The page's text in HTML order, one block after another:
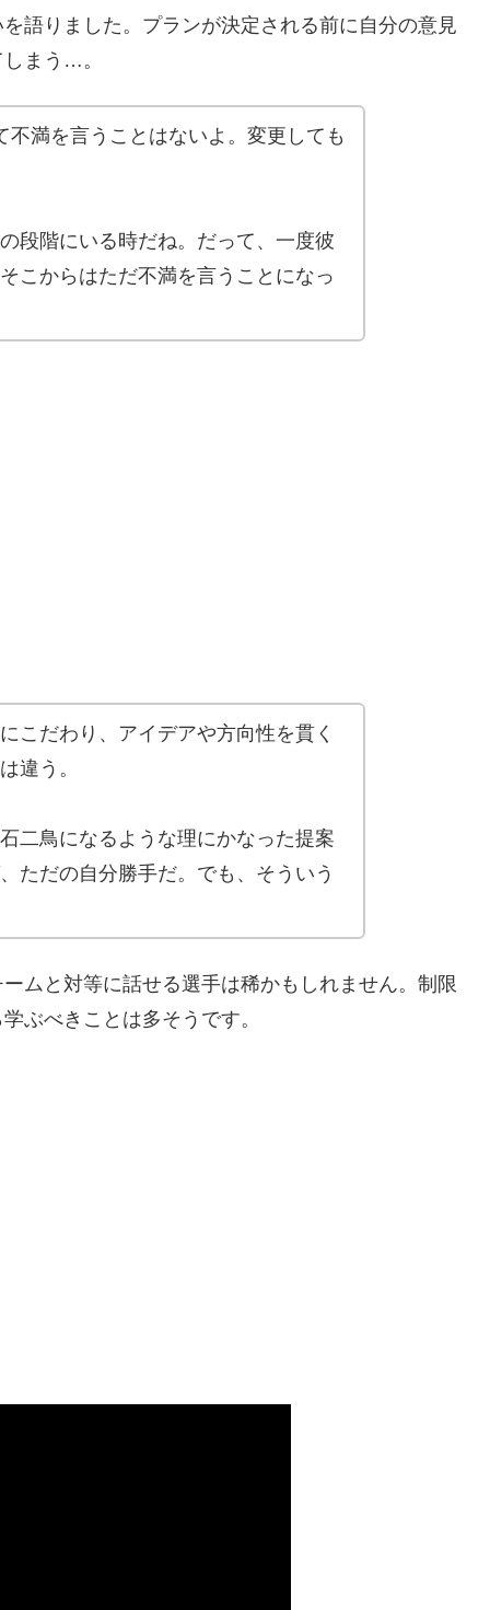
語りました。プランが決定される前に自分の意見
まう…。
満を言うことはないよ。変更しても
段階にいる時だね。だって、一度彼
こからはただ不満を言うことになっ
こだわり、アイデアや方向性を貫く
違う。
二鳥になるような理にかなった提案
ただの自分勝手だ。でも、そういう
ムと対等に話せる選手は稀かもしれません。制限
ぶべきことは多そうです。